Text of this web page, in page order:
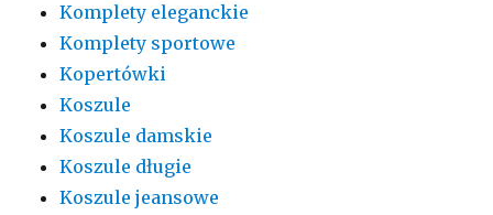
Komplety eleganckie
Komplety sportowe
Kopertówki
Koszule
Koszule damskie
Koszule długie
Koszule jeansowe